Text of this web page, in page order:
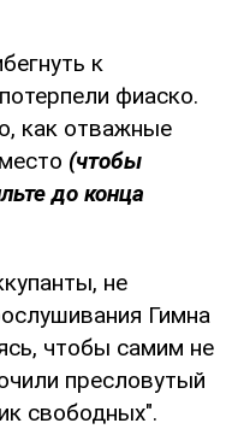
к
фиаско.
как отважные
(чтобы
до конца
не
Гимна
чтобы самим не
пресловутый
свободных".